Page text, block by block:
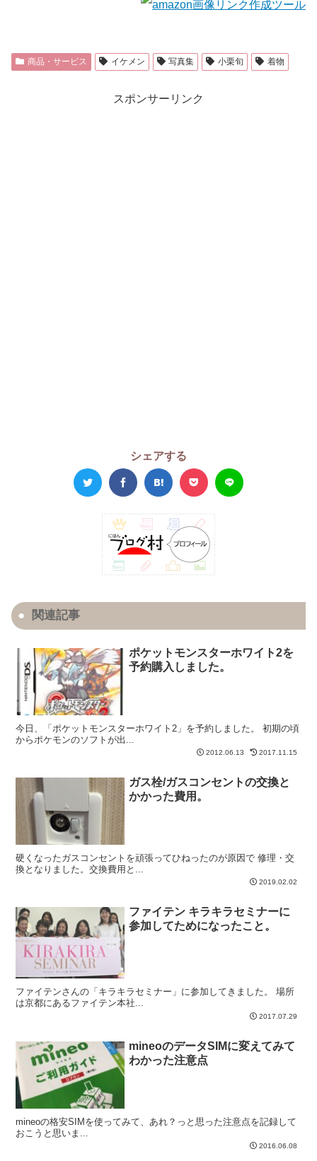
商品・サービス イケメン 写真集 小栗旬 着物
スポンサーリンク
シェアする
関連記事
ポケットモンスターホワイト2を
予約購入しました。
今日、「ポケットモンスターホワイト2」を予約しました。 初期の頃
からポケモンのソフトが出...
2012.06.13 2017.11.15
ガス栓/ガスコンセントの交換と
かかった費用。
硬くなったガスコンセントを頑張ってひねったのが原因で 修理・交
換となりました。交換費用と...
2019.02.02
ファイテン キラキラセミナーに
参加してためになったこと。
ファイテンさんの「キラキラセミナー」に参加してきました。 場所
は京都にあるファイテン本社...
2017.07.29
mineoのデータSIMに変えてみて
わかった注意点
mineoの格安SIMを使ってみて、あれ？っと思った注意点を記録して
おこうと思いま...
2016.06.08